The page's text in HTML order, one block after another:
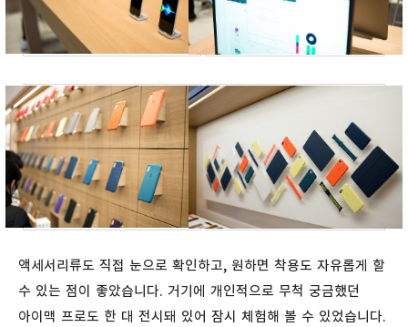
액세서리류도 직접 눈으로 확인하고, 원하면 착용도 자유롭게 할
수 있는 점이 좋았습니다. 거기에 개인적으로 무척 궁금했던
아이맥 프로도 한 대 전시돼 있어 잠시 체험해 볼 수 있었습니다.